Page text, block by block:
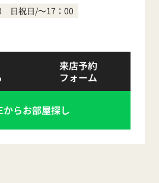
日祝日/～17：00
来店予約
フォーム
からお部屋探し